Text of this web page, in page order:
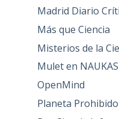
Madrid Diario
Más que Ciencia
Misterios de la
Mulet en NAUKAS
OpenMind
Planeta Prohibido